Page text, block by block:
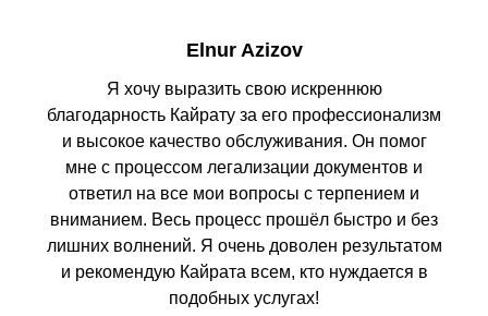
Elnur Azizov
Я хочу выразить свою искреннюю
благодарность Кайрату за его профессионализм
и высокое качество обслуживания. Он помог
мне с процессом легализации документов и
ответил на все мои вопросы с терпением и
вниманием. Весь процесс прошёл быстро и без
лишних волнений. Я очень доволен результатом
и рекомендую Кайрата всем, кто нуждается в
подобных услугах!